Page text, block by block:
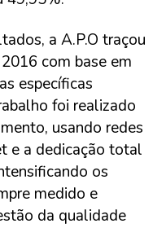
a A.P.O traçou
com base em
específicas
foi realizado
usando redes
e a dedicação total
os
medido e
da qualidade